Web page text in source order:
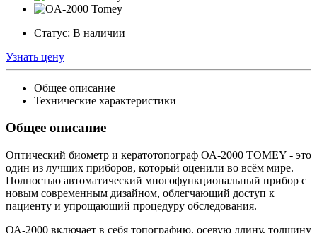
Статус: В наличии
Узнать цену
Общее описание
Технические характеристики
Общее описание
Оптический биометр и кератотопограф ОА-2000 TOMEY - это
один из лучших приборов, который оценили во всём мире.
Полностью автоматический многофункциональный прибор с
новым современным дизайном, облегчающий доступ к
пациенту и упрощающий процедуру обследования.
ОА-2000 включает в себя топографию, осевую длину, толщину